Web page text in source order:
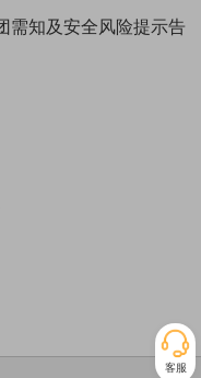
需知及安全风险提示告
客服